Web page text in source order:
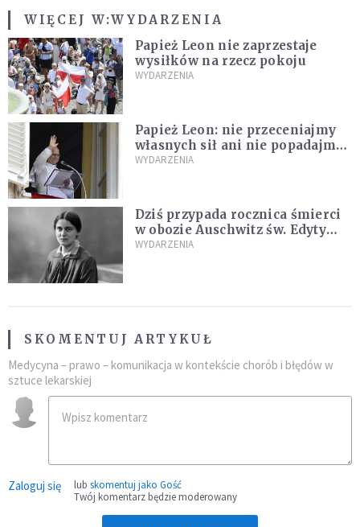
WIĘCEJ W:WYDARZENIA
Papież Leon nie zaprzestaje
wysiłków na rzecz pokoju
WYDARZENIA
Papież Leon: nie przeceniajmy
własnych sił ani nie popadajmy
w rozpacz
WYDARZENIA
Dziś przypada rocznica śmierci
w obozie Auschwitz św. Edyty
Stein – co o niej mówił Jan
WYDARZENIA
SKOMENTUJ ARTYKUŁ
Medycyna – prawo – komunikacja w kontekście chorób i błędów w
sztuce lekarskiej
Zaloguj się lub skomentuj jako Gość
Twój komentarz będzie moderowany